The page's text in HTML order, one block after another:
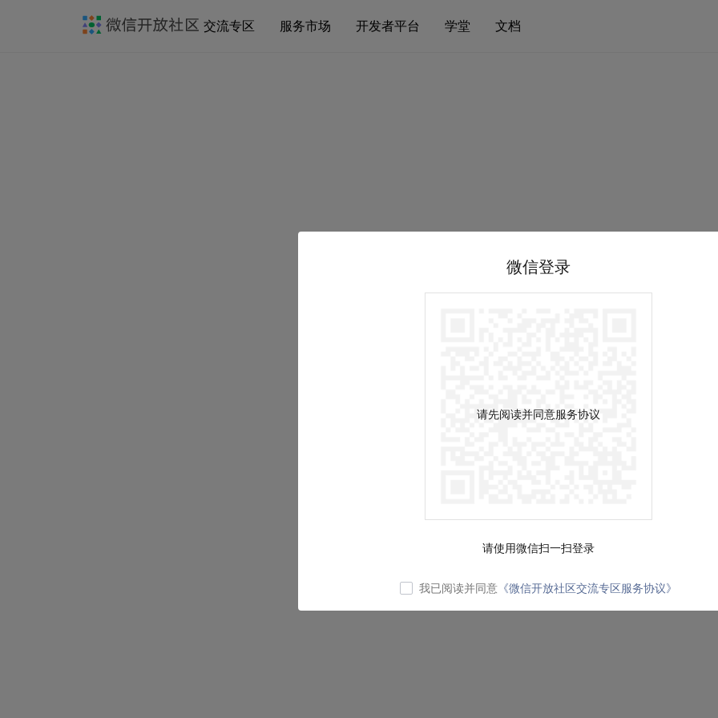
交流专区 服务市场 开发者平台 学堂 文档
微信登录
请先阅读并同意服务协议
请使用微信扫一扫登录
我已阅读并同意 《微信开放社区交流专区服务协议》